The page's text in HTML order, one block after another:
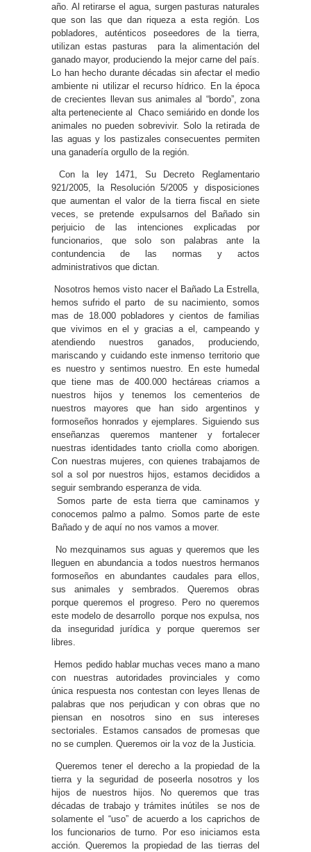
año. Al retirarse el agua, surgen pasturas naturales
que son las que dan riqueza a esta región. Los
pobladores, auténticos poseedores de la tierra,
utilizan estas pasturas para la alimentación del
ganado mayor, produciendo la mejor carne del país.
Lo han hecho durante décadas sin afectar el medio
ambiente ni utilizar el recurso hídrico. En la época
de crecientes llevan sus animales al “bordo”, zona
alta perteneciente al Chaco semiárido en donde los
animales no pueden sobrevivir. Solo la retirada de
las aguas y los pastizales consecuentes permiten
una ganadería orgullo de la región.
Con la ley 1471, Su Decreto Reglamentario
921/2005, la Resolución 5/2005 y disposiciones
que aumentan el valor de la tierra fiscal en siete
veces, se pretende expulsarnos del Bañado sin
perjuicio de las intenciones explicadas por
funcionarios, que solo son palabras ante la
contundencia de las normas y actos
administrativos que dictan.
Nosotros hemos visto nacer el Bañado La Estrella,
hemos sufrido el parto de su nacimiento, somos
mas de 18.000 pobladores y cientos de familias
que vivimos en el y gracias a el, campeando y
atendiendo nuestros ganados, produciendo,
mariscando y cuidando este inmenso territorio que
es nuestro y sentimos nuestro. En este humedal
que tiene mas de 400.000 hectáreas criamos a
nuestros hijos y tenemos los cementerios de
nuestros mayores que han sido argentinos y
formoseños honrados y ejemplares. Siguiendo sus
enseñanzas queremos mantener y fortalecer
nuestras identidades tanto criolla como aborigen.
Con nuestras mujeres, con quienes trabajamos de
sol a sol por nuestros hijos, estamos decididos a
seguir sembrando esperanza de vida.
Somos parte de esta tierra que caminamos y
conocemos palmo a palmo. Somos parte de este
Bañado y de aquí no nos vamos a mover.
No mezquinamos sus aguas y queremos que les
lleguen en abundancia a todos nuestros hermanos
formoseños en abundantes caudales para ellos,
sus animales y sembrados. Queremos obras
porque queremos el progreso. Pero no queremos
este modelo de desarrollo porque nos expulsa, nos
da inseguridad jurídica y porque queremos ser
libres.
Hemos pedido hablar muchas veces mano a mano
con nuestras autoridades provinciales y como
única respuesta nos contestan con leyes llenas de
palabras que nos perjudican y con obras que no
piensan en nosotros sino en sus intereses
sectoriales. Estamos cansados de promesas que
no se cumplen. Queremos oir la voz de la Justicia.
Queremos tener el derecho a la propiedad de la
tierra y la seguridad de poseerla nosotros y los
hijos de nuestros hijos. No queremos que tras
décadas de trabajo y trámites inútiles se nos de
solamente el “uso” de acuerdo a los caprichos de
los funcionarios de turno. Por eso iniciamos esta
acción. Queremos la propiedad de las tierras del